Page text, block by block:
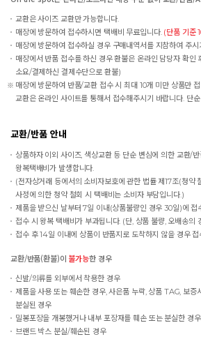
교환은 사이즈 교환만 가능합니다.
매장에 방문하여 접수하시면 택배비 무료입니다. (단품 기준
매장에 방문하여 접수하실 경우 구매내역서를 지참하여 주시
매장에서 반품 접수를 하신 경우 환불은 온라인 담당자 확인
소요/결제하신 결제수단으로 환불)
매장에 방문하여 반품/교환 접수 시 최대 10개 미만 상품만
교환은 온라인 사이트를 통해서 접수해주시기 바랍니다. 단
교환/반품 안내
상품하자 이외 사이즈, 색상교환 등 단순 변심에 의한 교환/
왕복택배비가 발생합니다.
(전자상거래 등에서의 소비자보호에 관한 법률 제17조(청약
사정에 의한 청약 철회 시 택배비는 소비자 부담입니다.)
제품을 받으신 날부터 7일 이내(상품불량인 경우 30일)에 접
접수 시 왕복 택배비가 부과됩니다. (단, 상품 불량, 오배송의
접수 후 14일 이내에 상품이 반품지로 도착하지 않을 경우
교환/반품(환불)이 불가능한 경우
신발/의류를 외부에서 착용한 경우
제품을 사용 또는 훼손한 경우, 사은품 누락, 상품 TAG, 보증
분실된 경우
밀봉포장을 개봉했거나 내부 포장재를 훼손 또는 분실한 경
브랜드 박스 분실/훼손된 경우